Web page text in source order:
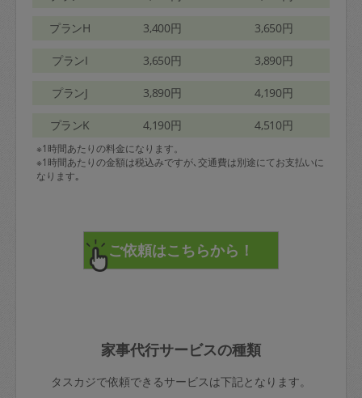
プランH 3,400円 3,650円
プランI 3,650円 3,890円
プランJ 3,890円 4,190円
プランK 4,190円 4,510円
※1時間あたりの料金になります。
※1時間あたりの金額は税込みですが､交通費は別途にてお支払いに
なります｡
家事代行サービスの種類
タスカジで依頼できるサービスは下記となります。